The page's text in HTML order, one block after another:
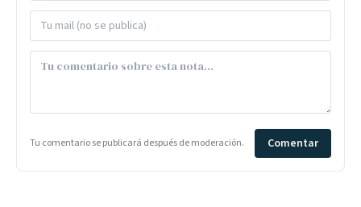
Tu comentario se publicará después de moderación. Comentar